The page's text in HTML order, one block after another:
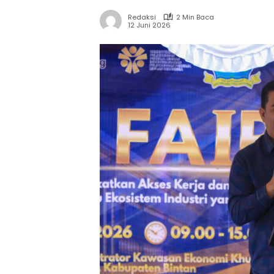
Redaksi
2 Min Baca
12 Juni 2026